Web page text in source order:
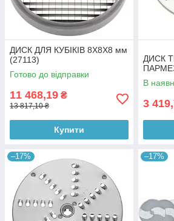
ДИСК ДЛЯ КУБІКІВ 8X8X8 мм
(27113)
Готово до відправки
11 468,19 ₴
13 817,10 ₴
Купити
ДИСК
В
3
–17% –17%